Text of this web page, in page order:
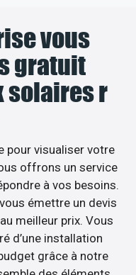
vous
gratuit
solaires r
pour visualiser votre
offrons un service
à vos besoins.
émettre un devis
meilleur prix. Vous
d’une installation
grâce à notre